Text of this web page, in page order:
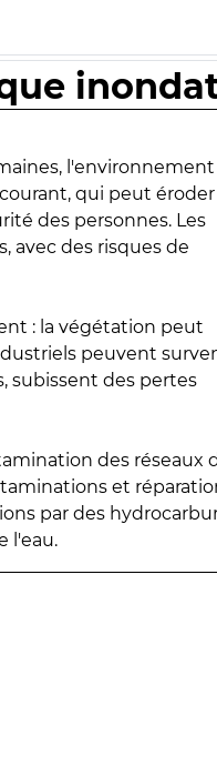
l'environnement
qui peut éroder
des personnes. Les
avec des risques de
: la végétation peut
peuvent
subissent des pertes
des réseaux
et
par des
l'eau.